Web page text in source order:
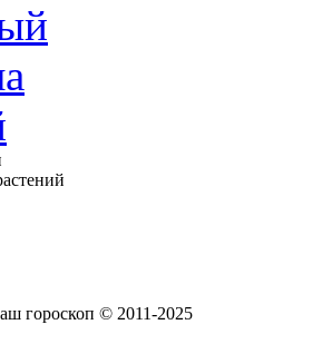
гороскоп © 2011-2025